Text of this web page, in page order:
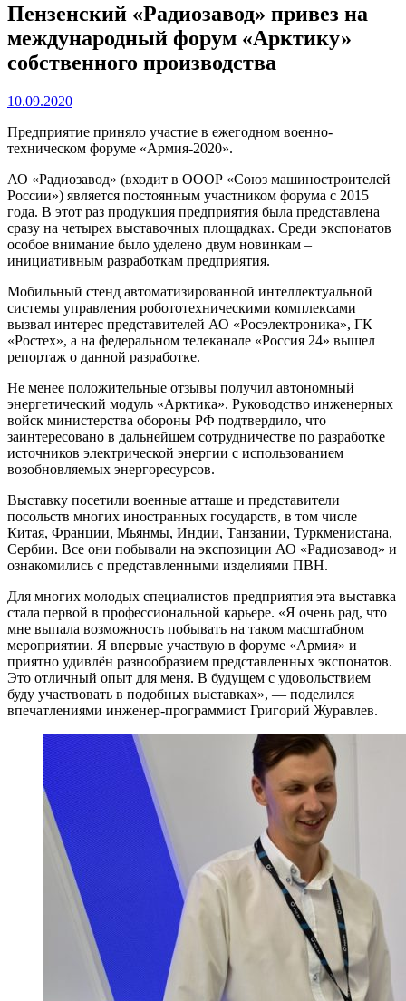
Пензенский «Радиозавод» привез на
международный форум «Арктику»
собственного производства
10.09.2020
Предприятие приняло участие в ежегодном военно-
техническом форуме «Армия-2020».
АО «Радиозавод» (входит в ОООР «Союз машиностроителей
России») является постоянным участником форума с 2015
года. В этот раз продукция предприятия была представлена
сразу на четырех выставочных площадках. Среди экспонатов
особое внимание было уделено двум новинкам –
инициативным разработкам предприятия.
Мобильный стенд автоматизированной интеллектуальной
системы управления робототехническими комплексами
вызвал интерес представителей АО «Росэлектроника», ГК
«Ростех», а на федеральном телеканале «Россия 24» вышел
репортаж о данной разработке.
Не менее положительные отзывы получил автономный
энергетический модуль «Арктика». Руководство инженерных
войск министерства обороны РФ подтвердило, что
заинтересовано в дальнейшем сотрудничестве по разработке
источников электрической энергии с использованием
возобновляемых энергоресурсов.
Выставку посетили военные атташе и представители
посольств многих иностранных государств, в том числе
Китая, Франции, Мьянмы, Индии, Танзании, Туркменистана,
Сербии. Все они побывали на экспозиции АО «Радиозавод» и
ознакомились с представленными изделиями ПВН.
Для многих молодых специалистов предприятия эта выставка
стала первой в профессиональной карьере. «Я очень рад, что
мне выпала возможность побывать на таком масштабном
мероприятии. Я впервые участвую в форуме «Армия» и
приятно удивлён разнообразием представленных экспонатов.
Это отличный опыт для меня. В будущем с удовольствием
буду участвовать в подобных выставках», — поделился
впечатлениями инженер-программист Григорий Журавлев.